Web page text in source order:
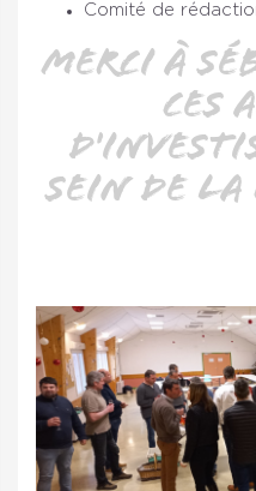
Comité de
Merci à
ces
sein de la